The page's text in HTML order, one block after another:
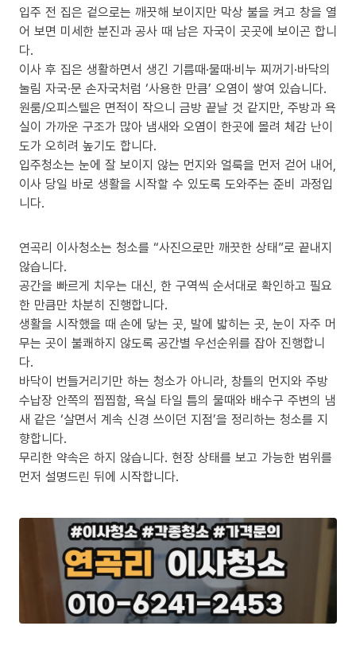
입주 전 집은 겉으로는 깨끗해 보이지만 막상 불을 켜고 창을 열
어 보면 미세한 분진과 공사 때 남은 자국이 곳곳에 보이곤 합니
다.
이사 후 집은 생활하면서 생긴 기름때·물때·비누 찌꺼기·바닥의
눌림 자국·문 손자국처럼 ‘사용한 만큼’ 오염이 쌓여 있습니다.
원룸/오피스텔은 면적이 작으니 금방 끝날 것 같지만, 주방과 욕
실이 가까운 구조가 많아 냄새와 오염이 한곳에 몰려 체감 난이
도가 오히려 높기도 합니다.
입주청소는 눈에 잘 보이지 않는 먼지와 얼룩을 먼저 걷어 내어,
이사 당일 바로 생활을 시작할 수 있도록 도와주는 준비 과정입
니다.
연곡리 이사청소는 청소를 “사진으로만 깨끗한 상태”로 끝내지
않습니다.
공간을 빠르게 치우는 대신, 한 구역씩 순서대로 확인하고 필요
한 만큼만 차분히 진행합니다.
생활을 시작했을 때 손에 닿는 곳, 발에 밟히는 곳, 눈이 자주 머
무는 곳이 불쾌하지 않도록 공간별 우선순위를 잡아 진행합니
다.
바닥이 번들거리기만 하는 청소가 아니라, 창틀의 먼지와 주방
수납장 안쪽의 찝찝함, 욕실 타일 틈의 물때와 배수구 주변의 냄
새 같은 ‘살면서 계속 신경 쓰이던 지점’을 정리하는 청소를 지
향합니다.
무리한 약속은 하지 않습니다. 현장 상태를 보고 가능한 범위를
먼저 설명드린 뒤에 시작합니다.